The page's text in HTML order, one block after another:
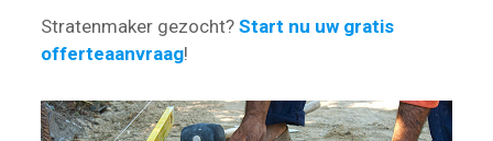
Stratenmaker gezocht? Start nu uw gratis
offerteaanvraag!